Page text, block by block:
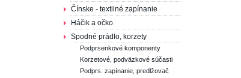
Čínske - textilné zapínanie
Háčik a očko
Spodné prádlo, korzety
Podprsenkové komponenty
Korzetové, podväzkové súčasti
Podprs. zapínanie, predlžovač